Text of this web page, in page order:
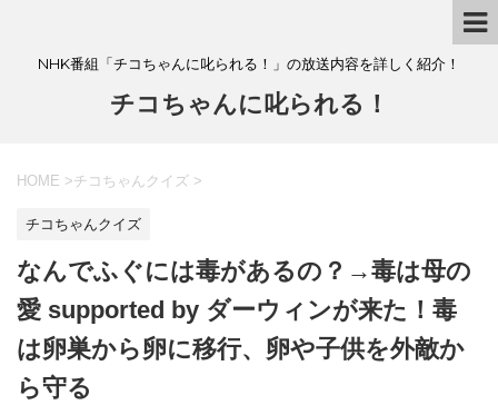
NHK番組「チコちゃんに叱られる！」の放送内容を詳しく紹介！
チコちゃんに叱られる！
HOME >チコちゃんクイズ >
チコちゃんクイズ
なんでふぐには毒があるの？→毒は母の
愛 supported by ダーウィンが来た！毒
は卵巣から卵に移行、卵や子供を外敵か
ら守る